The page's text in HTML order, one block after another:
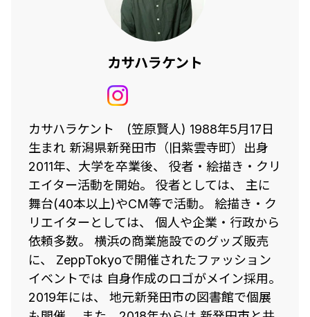
カサハラケント
カサハラケント (笠原賢人) 1988年5月17日
生まれ 新潟県新発田市（旧紫雲寺町）出身
2011年、大学を卒業後、 役者・絵描き・クリ
エイター活動を開始。 役者としては、 主に
舞台(40本以上)やCM等で活動。 絵描き・ク
リエイターとしては、 個人や企業・行政から
依頼多数。 横浜の商業施設でのグッズ販売
に、 ZeppTokyoで開催されたファッション
イベントでは 自身作成のロゴがメイン採用。
2019年には、 地元新発田市の図書館で個展